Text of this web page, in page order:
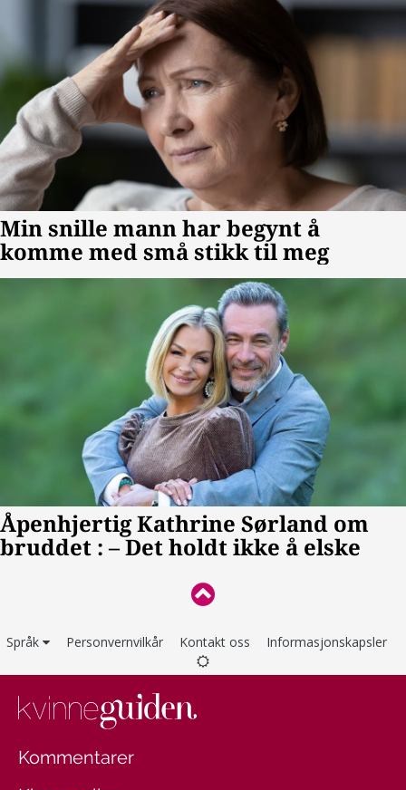
Språk Personvernvilkår Kontakt oss Informasjonskapsler
Kommentarer